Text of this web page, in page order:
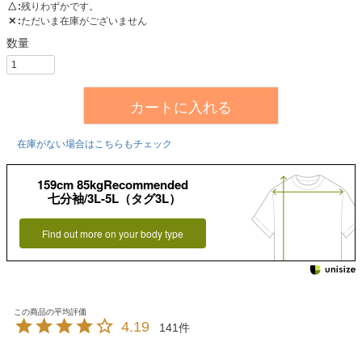
△ 残りわずかです。
✕ ただいま在庫がございません
カートに入れる
在庫がない場合はこちらもチェック
159cm 85kgRecommended
七分袖/3L-5L（タグ3L）
Find out more on your body type
4.19 141